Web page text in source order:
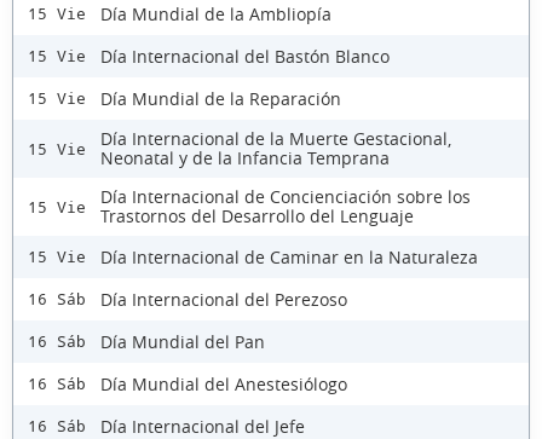
15 Vie Día Mundial de la Ambliopía
15 Vie Día Internacional del Bastón Blanco
15 Vie Día Mundial de la Reparación
15 Vie
Día Internacional de la Muerte Gestacional,
Neonatal y de la Infancia Temprana
15 Vie
Día Internacional de Concienciación sobre los
Trastornos del Desarrollo del Lenguaje
15 Vie Día Internacional de Caminar en la Naturaleza
16 Sáb Día Internacional del Perezoso
16 Sáb Día Mundial del Pan
16 Sáb Día Mundial del Anestesiólogo
16 Sáb Día Internacional del Jefe